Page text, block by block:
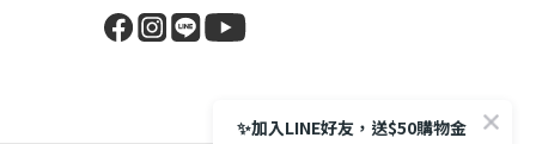
✨加入LINE好友，送$50購物金